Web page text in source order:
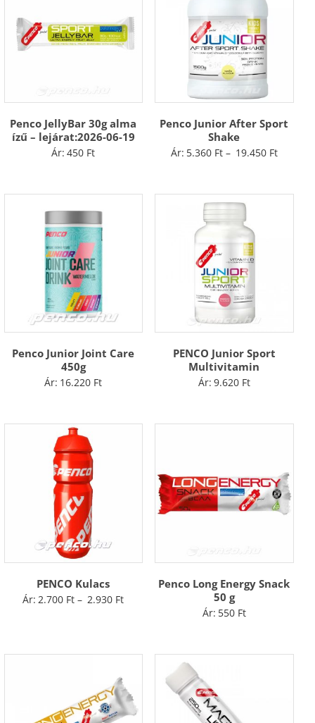
Penco JellyBar 30g alma
ízű – lejárat:2026-06-19
Ár: 450 Ft
Penco Junior After Sport
Shake
Ár: 5.360 Ft – 19.450 Ft
Penco Junior Joint Care
450g
Ár: 16.220 Ft
PENCO Junior Sport
Multivitamin
Ár: 9.620 Ft
PENCO Kulacs
Ár: 2.700 Ft – 2.930 FtÁrtartomány:
2.930 Ft
Penco Long Energy Snack
50 g
Ár: 550 Ft